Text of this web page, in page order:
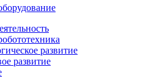
развитие
развитие